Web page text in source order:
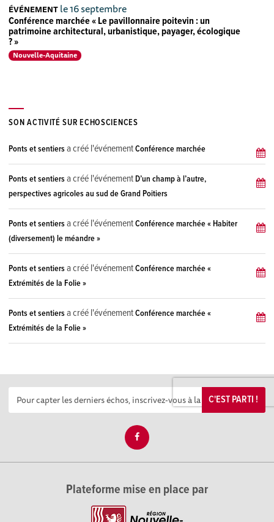
ÉVÉNEMENT le 16 septembre
Conférence marchée « Le pavillonnaire poitevin : un
patrimoine architectural, urbanistique, payager, écologique
? »
Nouvelle-Aquitaine
SON ACTIVITÉ SUR ECHOSCIENCES
Ponts et sentiers a créé l'événementConférence marchée
Ponts et sentiers a créé l'événementD’un champ à l’autre,
perspectives agricoles au sud de Grand Poitiers
Ponts et sentiers a créé l'événementConférence marchée « Habiter
(diversement) le méandre »
Ponts et sentiers a créé l'événementConférence marchée «
Extrémités de la Folie »
Ponts et sentiers a créé l'événementConférence marchée «
Extrémités de la Folie »
C'EST PARTI !
Plateforme mise en place par